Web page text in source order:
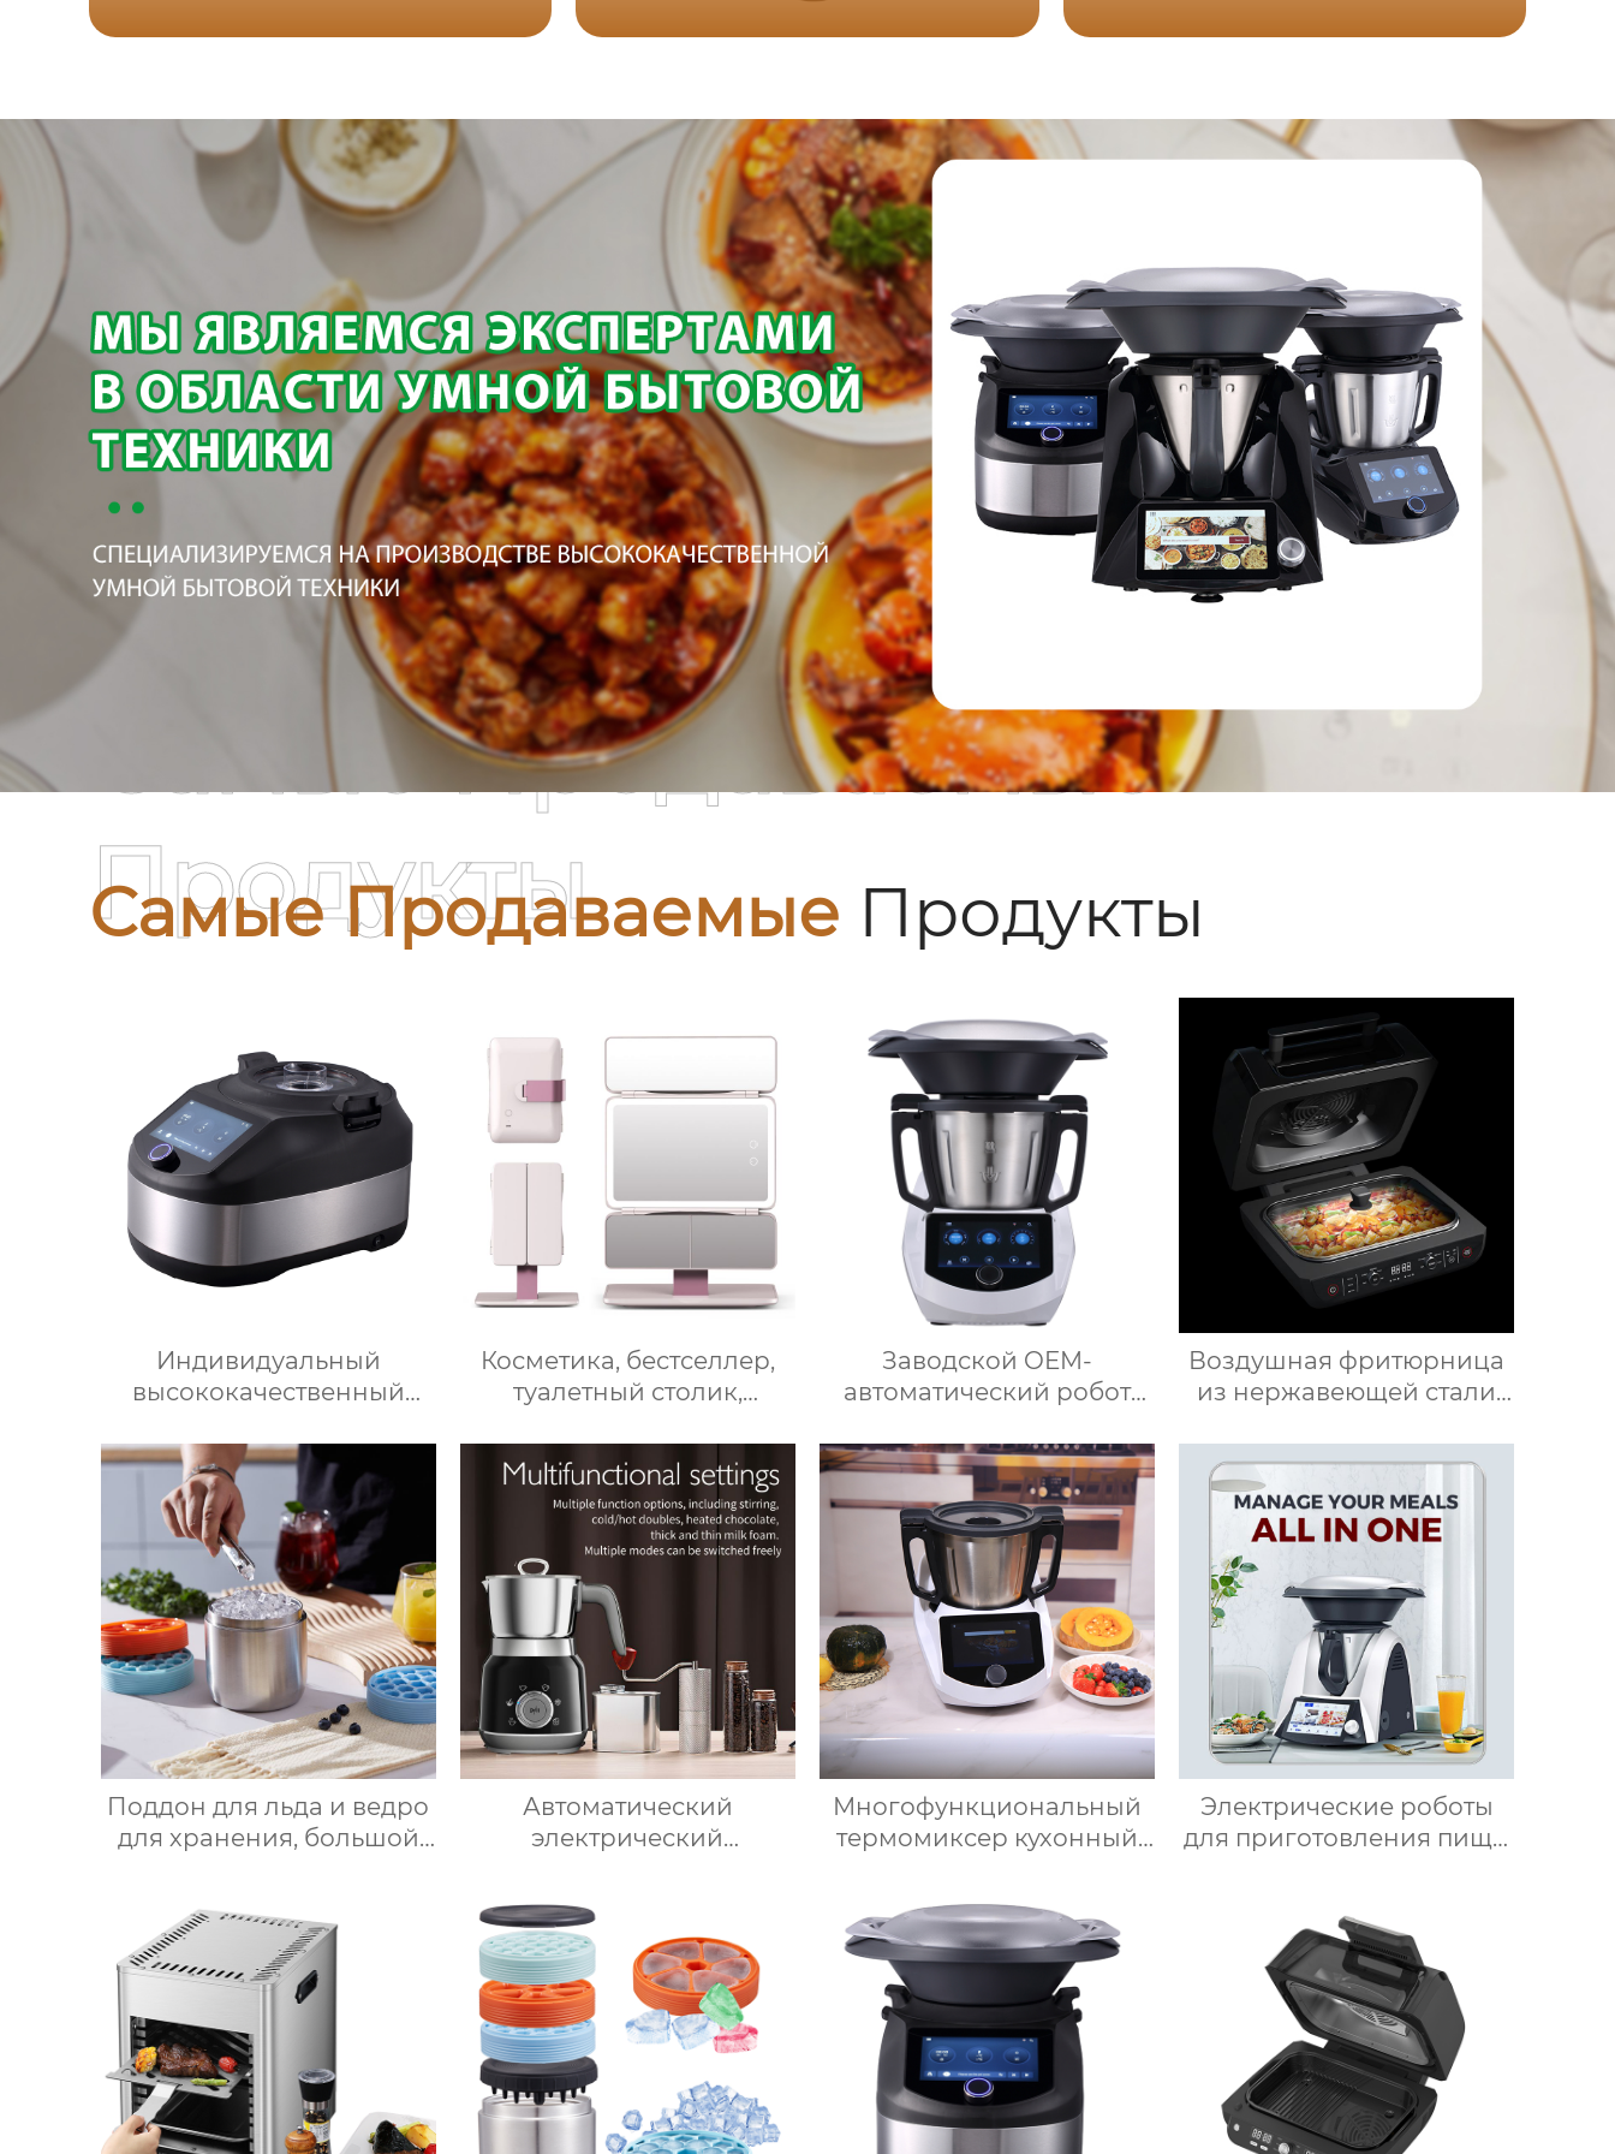
Самые Продаваемые Продукты
Самые Продаваемые
Продукты
Индивидуальный
высококачественный
многофункциональный
робот для приготовления
пищи, кухонный комбайн,
блендер, тепловизор
Косметика, бестселлер,
туалетный столик,
макияжа, тройное
увеличительное зеркало
для макияжа с
подсветкой
Заводской OEM-
автоматический робот
кухонный комбайн
кухонный робот-миксер с
чашей объемом 3,5 л
робот для подключения к
кухне месье
Воздушная фритюрница
из нержавеющей стали
низким содержанием
жира электрическая
воздушная фритюрница
Тостер духовка
воздушная фритюрница
Поддон для льда и ведро
для хранения, большой
пищевого силикона с
крышкой, изготовленный
на заказ
Автоматический
электрический
подогрева молока,
подогрева шоколада,
корпус из матовой
нержавеющей стали,
домашний пароварочный
аппарат для молока
Многофункциональный
термомиксер кухонный
умные кухонные
комбайны термомиксер
Китай для продажи с
мясорубкой и Wi-Fi
Электрические роботы
для приготовления пищи
высокоскоростной
супница кухонный
комбайн кухонная
техника Термомиксер